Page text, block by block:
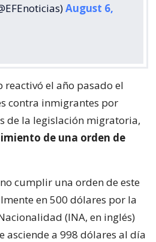
August 6,
reactivó el año pasado el
contra inmigrantes por
de la legislación migratoria,
de una orden de
cumplir una orden de este
en 500 dólares por la
(INA, en inglés)
asciende a 998 dólares al día